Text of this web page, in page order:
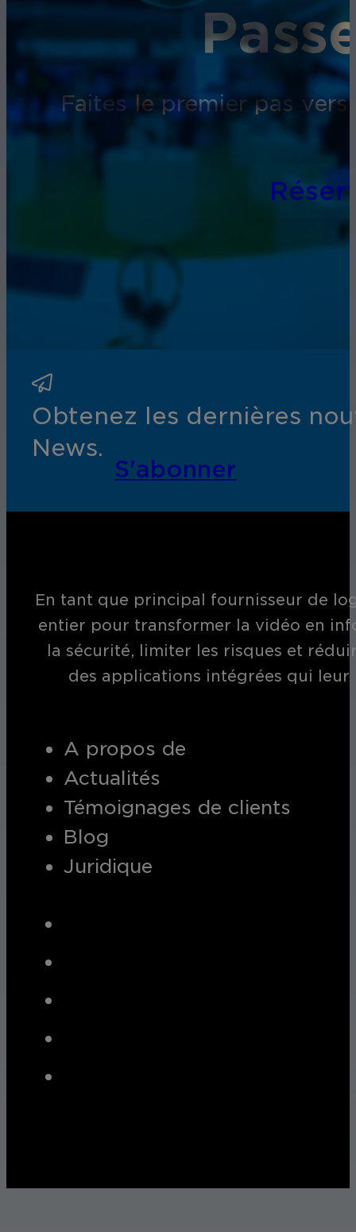
Faites le premier pas
Obtenez les dernières
News.
S'abonner
En tant que principal fournisseur de
entier pour transformer la vidéo en
la sécurité, limiter les risques et
des applications intégrées qui
A propos de
Actualités
Témoignages de clients
Blog
Juridique